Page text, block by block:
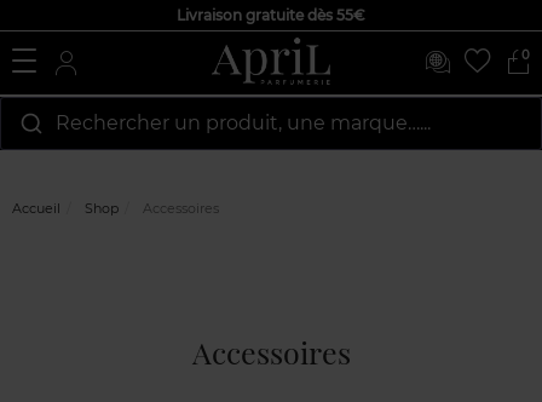
Livraison gratuite dès 55€
0
Rechercher un produit, une marque…...
Accueil Shop Accessoires
Accessoires